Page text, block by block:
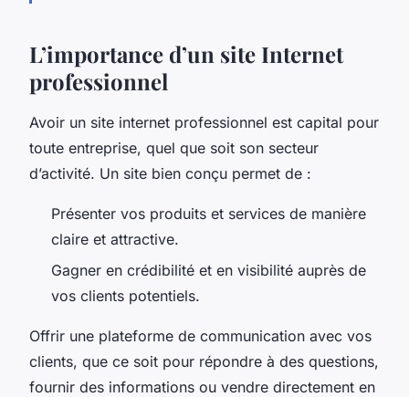
L’importance d’un site Internet
professionnel
Avoir un site internet professionnel est capital pour
toute entreprise, quel que soit son secteur
d’activité. Un site bien conçu permet de :
Présenter vos produits et services de manière
claire et attractive.
Gagner en crédibilité et en visibilité auprès de
vos clients potentiels.
Offrir une plateforme de communication avec vos
clients, que ce soit pour répondre à des questions,
fournir des informations ou vendre directement en